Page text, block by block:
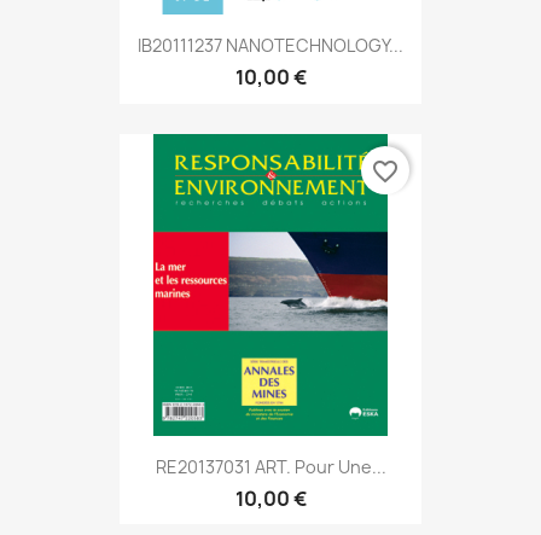
IB20111237 NANOTECHNOLOGY...
10,00 €
RE20137031 ART. Pour Une...
10,00 €
favorite_border